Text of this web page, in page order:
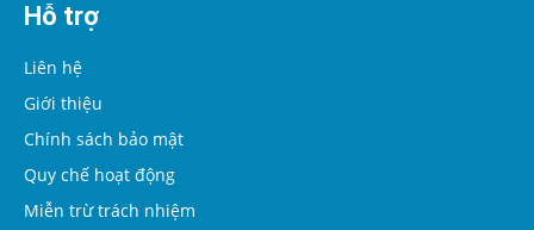
Hỗ trợ
Liên hệ
Giới thiệu
Chính sách bảo mật
Quy chế hoạt động
Miễn trừ trách nhiệm